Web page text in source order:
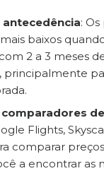
:
baixos
2 a 3 meses
principalmente
comparadores
Flights,
comparar
a encontrar as